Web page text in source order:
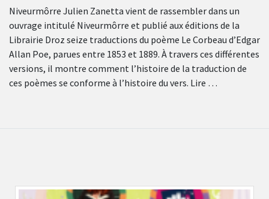
Niveurmôrre Julien Zanetta vient de rassembler dans un
ouvrage intitulé Niveurmôrre et publié aux éditions de la
Librairie Droz seize traductions du poème Le Corbeau d’Edgar
Allan Poe, parues entre 1853 et 1889. À travers ces différentes
versions, il montre comment l’histoire de la traduction de
ces poèmes se conforme à l’histoire du vers. Lire …